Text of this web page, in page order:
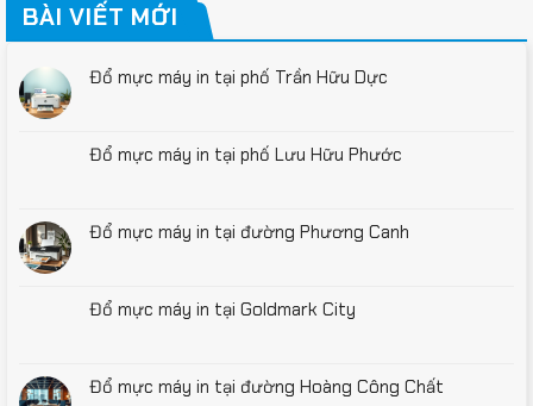
BÀI VIẾT MỚI
Đổ mực máy in tại phố Trần Hữu Dực
Đổ mực máy in tại phố Lưu Hữu Phước
Đổ mực máy in tại đường Phương Canh
Đổ mực máy in tại Goldmark City
Đổ mực máy in tại đường Hoàng Công Chất